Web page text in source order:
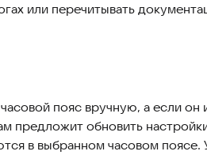
или перечитывать
пояс вручную, а если он
предложит обновить
в выбранном часовом поясе.